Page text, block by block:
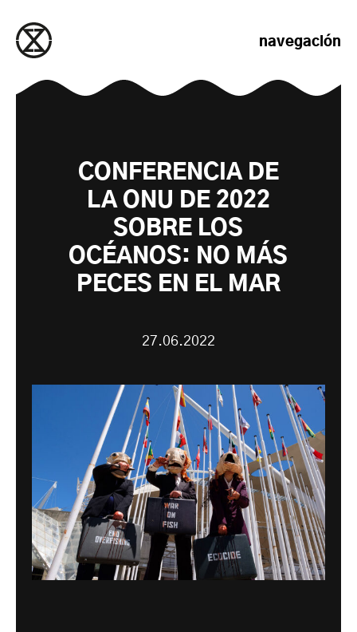
navegación
CONFERENCIA DE
LA ONU DE 2022
SOBRE LOS
OCÉANOS: NO MÁS
PECES EN EL MAR
27.06.2022